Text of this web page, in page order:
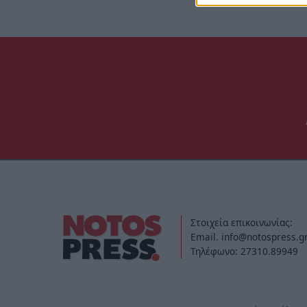
Στοιχεία επικοινωνίας:
Email. info@notospress.gr
Τηλέφωνο: 27310.89949